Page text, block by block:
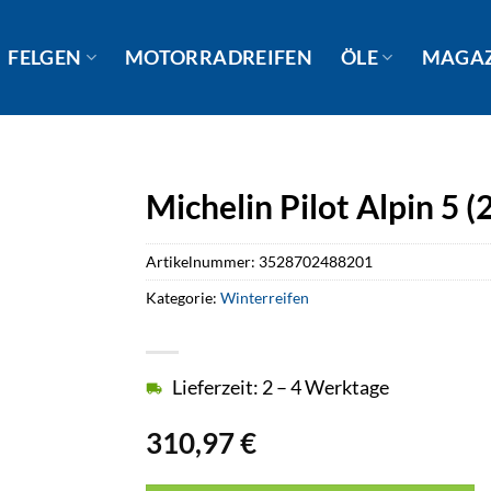
FELGEN MOTORRADREIFEN ÖLE
Michelin Pilot Alpin 5
310,97€
Lieferzeit: 2 – 4 Werktage
Artikelnummer: 3528702488201
Kategorie:Winterreifen